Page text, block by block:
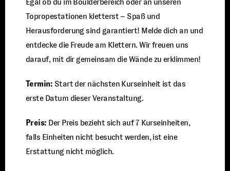
Egal ob du im Boulderbereich oder an unseren
Topropestationen kletterst – Spaß und
Herausforderung sind garantiert! Melde dich an und
entdecke die Freude am Klettern. Wir freuen uns
darauf, mit dir gemeinsam die Wände zu erklimmen!
Termin: Start der nächsten Kurseinheit ist das
erste Datum dieser Veranstaltung.
Preis: Der Preis bezieht sich auf 7 Kurseinheiten,
falls Einheiten nicht besucht werden, ist eine
Erstattung nicht möglich.